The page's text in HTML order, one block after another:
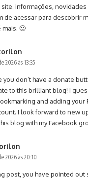
informações, novidades
de acessar para descobrir
🙂
2026 às 13:35
you don’t have a donate
to this brilliant blog! I
and adding your
I look forward to new
blog with my Facebook
2026 às 20:10
post, you have pointed out